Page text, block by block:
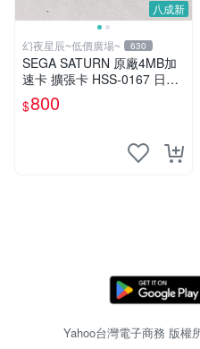
八成新
幻夜星辰~低價廣場~ 630
SEGA SATURN 原廠4MB加
速卡 擴張卡 HSS-0167 日本
製 BB0557
$800
Yahoo台灣電子商務 版權